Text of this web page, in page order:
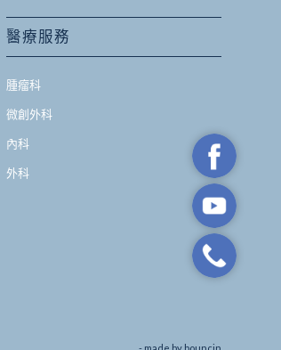
醫療服務
腫瘤科
微創外科
內科
外科
- made by bouncin